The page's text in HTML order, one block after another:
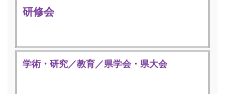
研修会
学術・研究／教育／県学会・県大会